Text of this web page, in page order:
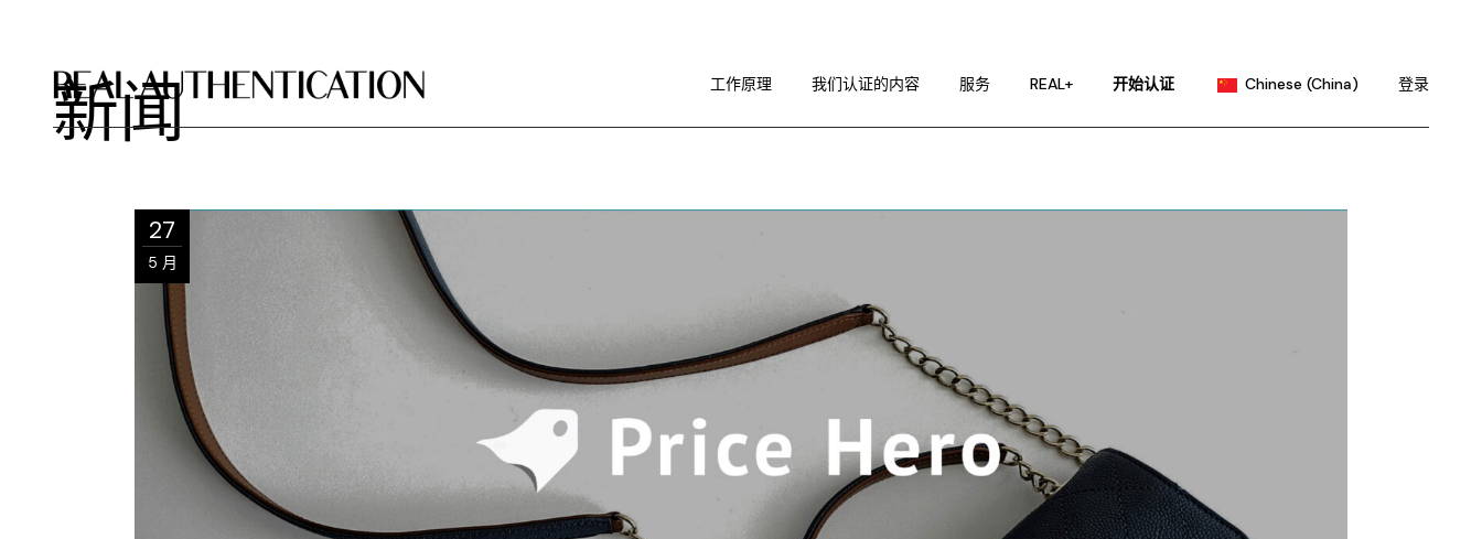
工作原理
图像指南
我们认证的内容 服务 REAL+ 开始认证 Chinese (China)
Portuguese
登录
图像指南
Portuguese
Spanish
新闻
27
5 月